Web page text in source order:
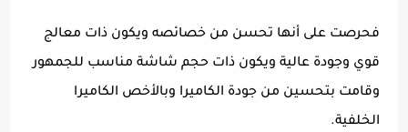
فحرصت على أنها تحسن من خصائصه ويكون ذات معالج
قوي وجودة عالية ويكون ذات حجم شاشة مناسب للجمهور
وقامت بتحسين من جودة الكاميرا وبالأخص الكاميرا
الخلفية.